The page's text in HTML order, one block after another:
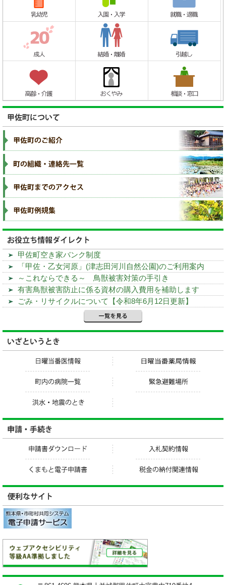
甲佐町空き家バンク制度
「甲佐・乙女河原」(津志田河川自然公園)のご利用案内
～これならできる～ 鳥獣被害対策の手引き
有害鳥獣被害防止に係る資材の購入費用を補助します
ごみ・リサイクルについて【令和8年6月12日更新】